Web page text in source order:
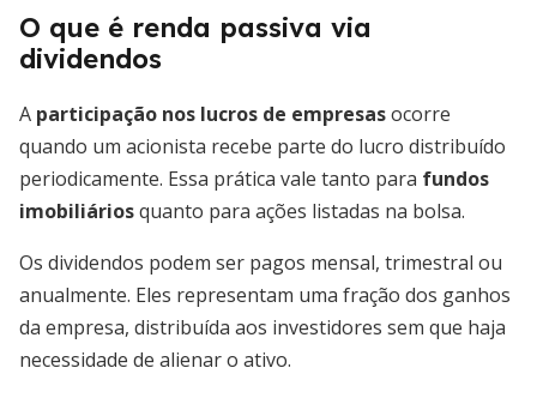
O que é renda passiva via
dividendos
A participação nos lucros de empresasocorre
quando um acionista recebe parte do lucro distribuído
periodicamente. Essa prática vale tanto para fundos
imobiliáriosquanto para ações listadas na bolsa.
Os dividendos podem ser pagos mensal, trimestral ou
anualmente. Eles representam uma fração dos ganhos
da empresa, distribuída aos investidores sem que haja
necessidade de alienar o ativo.